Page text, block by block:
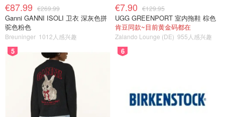
€87.99 €269.99
Ganni GANNI ISOLI 卫衣 深灰色拼
驼色粉色
Breuninger 1012人感兴趣
€7.90 €129.95
UGG GREENPORT 室内拖鞋 棕色
肯豆同款~目前黄金码都在
Zalando Lounge (DE) 955人感兴趣
5 6